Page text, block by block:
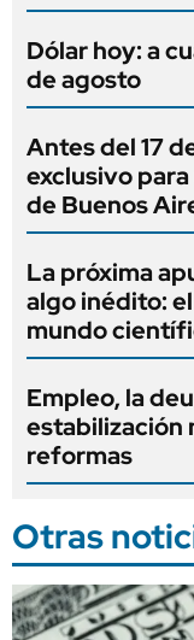
Dólar hoy: a
de agosto
Antes del 17
exclusivo
de Buenos
La próxima
algo inédito:
mundo
Empleo, la
estabilización
reformas
Otras